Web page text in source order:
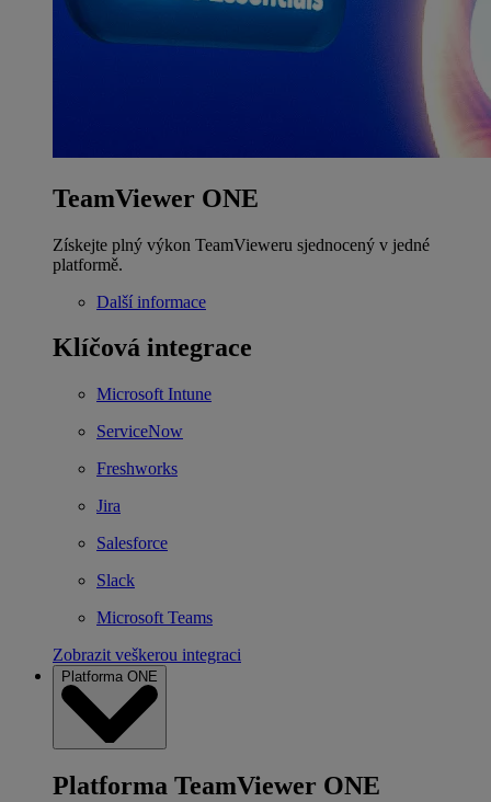
TeamViewer ONE
Získejte plný výkon TeamVieweru sjednocený v jedné
platformě.
Další informace
Klíčová integrace
Microsoft Intune
ServiceNow
Freshworks
Jira
Salesforce
Slack
Microsoft Teams
Zobrazit veškerou integraci
Platforma ONE
Platforma TeamViewer ONE